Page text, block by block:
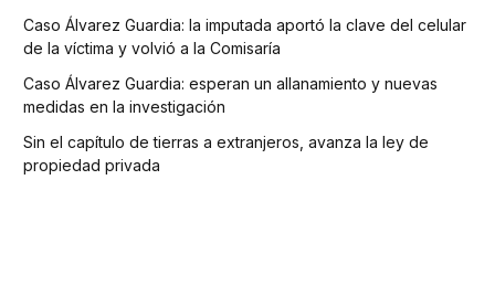
Caso Álvarez Guardia: la imputada aportó la clave del celular
de la víctima y volvió a la Comisaría
Caso Álvarez Guardia: esperan un allanamiento y nuevas
medidas en la investigación
Sin el capítulo de tierras a extranjeros, avanza la ley de
propiedad privada